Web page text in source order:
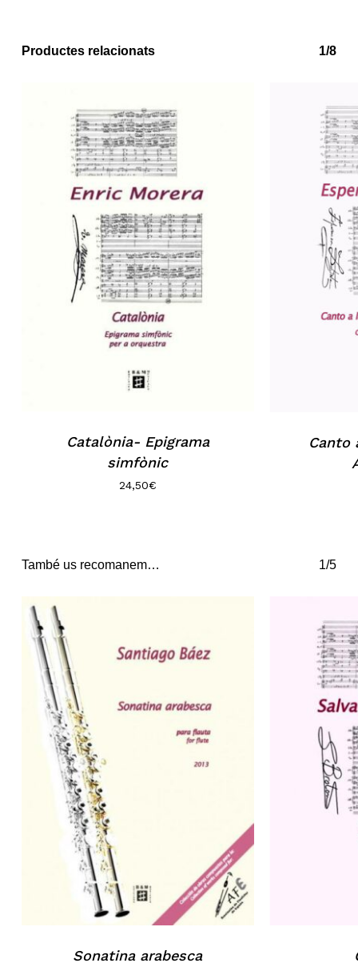
No hi ha productes a la cistella.
Go to shop
Productes relacionats 1/8
Catalònia- Epigrama
simfònic
24,50€
Canto
També us recomanem… 1/5
Sonatina arabesca